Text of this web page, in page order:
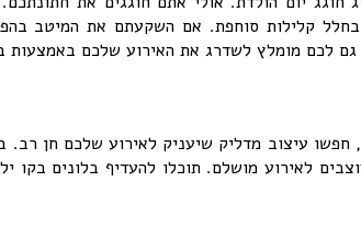
בחלל קלילות סוחפת. אם השקעתם את המיטב
לכם מומלץ לשדרג את האירוע שלכם באמצעות
עיצוב מדליק שיעניק לאירוע שלכם חן
לאירוע מושלם. תוכלו להעדיף בלונים